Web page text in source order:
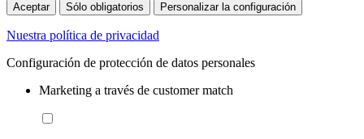
Aceptar Sólo obligatorios Personalizar la configuración
Nuestra política de privacidad
Configuración de protección de datos personales
Marketing a través de customer match